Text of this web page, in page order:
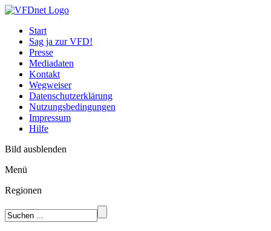
Start
Sag ja zur VFD!
Presse
Mediadaten
Kontakt
Wegweiser
Datenschutzerklärung
Nutzungsbedingungen
Impressum
Hilfe
Bild ausblenden
Menü
Regionen